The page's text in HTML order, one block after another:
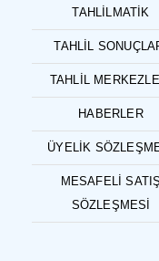
TAHLILMATIK
TAHLIL
TAHLIL
HABERLER
ÜYELIK
MESAFELI SATIŞ
SÖZLEŞMESI